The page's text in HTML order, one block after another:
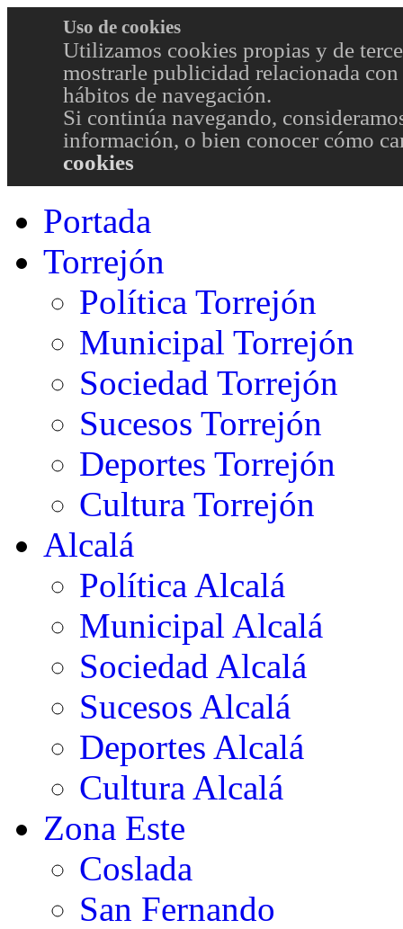
Uso de cookies
Utilizamos cookies propias y de
mostrarle publicidad relacionada
hábitos de navegación.
Si continúa navegando,
información, o bien conocer cómo
cookies
Portada
Torrejón
Política Torrejón
Municipal Torrejón
Sociedad Torrejón
Sucesos Torrejón
Deportes Torrejón
Cultura Torrejón
Alcalá
Política Alcalá
Municipal Alcalá
Sociedad Alcalá
Sucesos Alcalá
Deportes Alcalá
Cultura Alcalá
Zona Este
Coslada
San Fernando